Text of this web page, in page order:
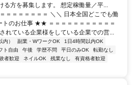
る方を募集します。 想定稼働量／平...
＝＝＝＝＝＝＝ ＼＼ 日本全国どこでも働
のお仕事 ★★ ＝＝＝＝＝＝＝＝＝＝＝
れている企業様をしている企業での営...
内） 副業・WワークOK
1日4時間以内OK
ト自由 午後 学歴不問 平日のみOK
転勤なし
者歓迎 ネイルOK 残業なし
有資格者歓迎